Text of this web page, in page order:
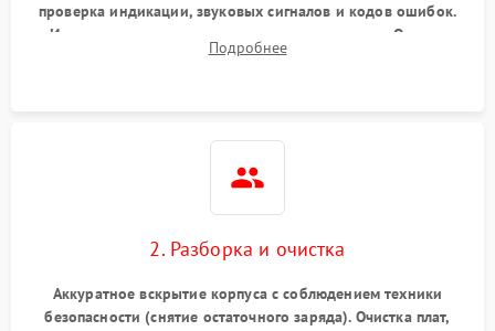
проверка индикации, звуковых сигналов и кодов ошибок.
Измерение входного и выходного напряжения. Оценка
реакции ИБП на отключение основного питания без
Подробнее
2. Разборка и очистка
Аккуратное вскрытие корпуса с соблюдением техники
безопасности (снятие остаточного заряда). Очистка плат,